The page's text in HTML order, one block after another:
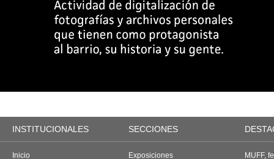
INSTITUCIONALES SECCIONES
Inicio
Exposiciones
MUFF,